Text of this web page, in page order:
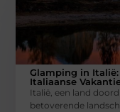
Glamping in
Italiaanse
Italië, een land
betoverende